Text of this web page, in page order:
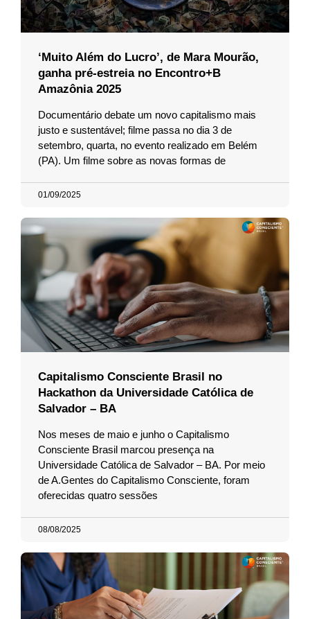
‘Muito Além do Lucro’, de Mara Mourão,
ganha pré-estreia no Encontro+B
Amazônia 2025
Documentário debate um novo capitalismo mais
justo e sustentável; filme passa no dia 3 de
setembro, quarta, no evento realizado em Belém
(PA). Um filme sobre as novas formas de
01/09/2025
Capitalismo Consciente Brasil no
Hackathon da Universidade Católica de
Salvador – BA
Nos meses de maio e junho o Capitalismo
Consciente Brasil marcou presença na
Universidade Católica de Salvador – BA. Por meio
de A.Gentes do Capitalismo Consciente, foram
oferecidas quatro sessões
08/08/2025